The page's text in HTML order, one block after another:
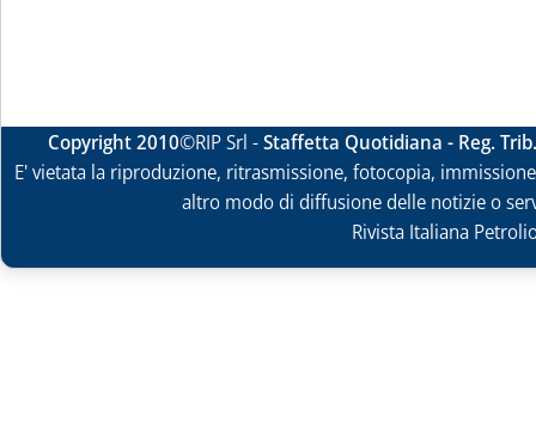
Copyright 2010©RIP Srl -Staffetta Quotidiana - Reg.
E' vietata la riproduzione, ritrasmissione, fotocopia,
altro modo di diffusione delle notizie o
Rivista Italiana